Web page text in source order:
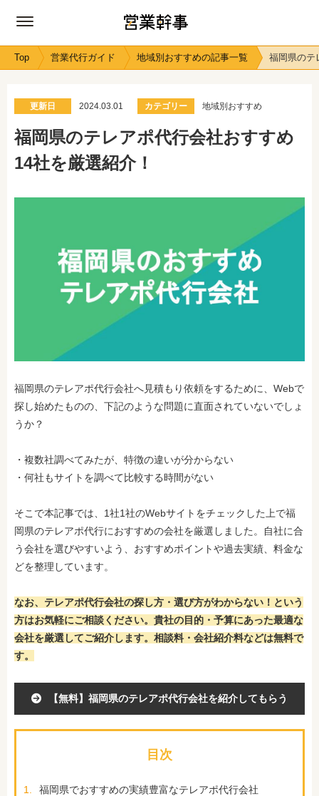
Top 営業代行ガイド 地域別おすすめの記事一覧 福岡県のテ
更新日 2024.03.01 カテゴリー 地域別おすすめ
福岡県のテレアポ代行会社おすすめ
14社を厳選紹介！
福岡県のテレアポ代行会社へ見積もり依頼をするために、Webで
探し始めたものの、下記のような問題に直面されていないでしょ
うか？
・複数社調べてみたが、特徴の違いが分からない
・何社もサイトを調べて比較する時間がない
そこで本記事では、1社1社のWebサイトをチェックした上で福
岡県のテレアポ代行におすすめの会社を厳選しました。自社に合
う会社を選びやすいよう、おすすめポイントや過去実績、料金な
どを整理しています。
なお、テレアポ代行会社の探し方・選び方がわからない！という
方はお気軽にご相談ください。貴社の目的・予算にあった最適な
会社を厳選してご紹介します。相談料・会社紹介料などは無料で
す。
【無料】福岡県のテレアポ代行会社を紹介してもらう
目次
1. 福岡県でおすすめの実績豊富なテレアポ代行会社